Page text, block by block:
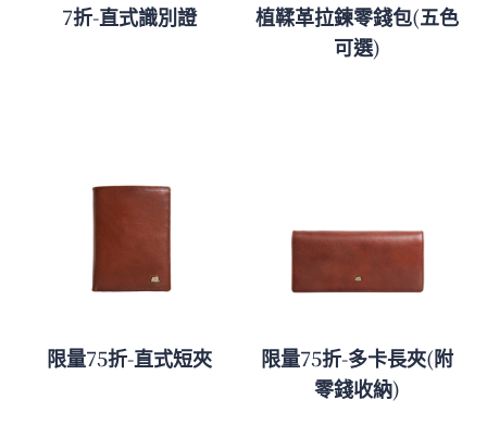
7折-直式識別證
植鞣革拉鍊零錢包(五色
可選)
限量75折-直式短夾
限量75折-多卡長夾(附
零錢收納)